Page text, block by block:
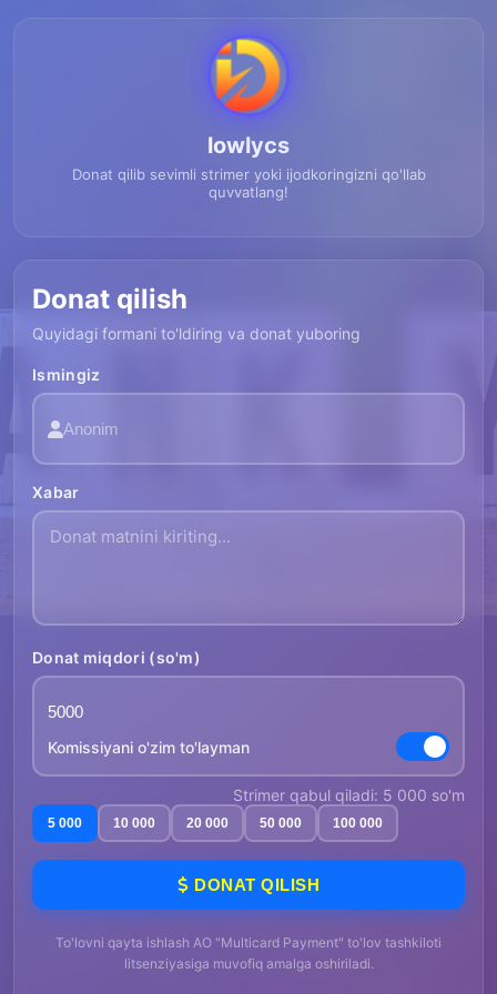
lowlycs
Donat qilib sevimli strimer yoki ijodkoringizni qo'llab
quvvatlang!
Donat qilish
Quyidagi formani to'ldiring va donat yuboring
Ismingiz
Xabar
Donat miqdori (so'm)
Komissiyani o'zim to'layman
Strimer qabul qiladi: 5 000 so'm
5 000 10 000 20 000 50 000 100 000
DONAT QILISH
To'lovni qayta ishlash AO "Multicard Payment" to'lov tashkiloti
litsenziyasiga muvofiq amalga oshiriladi.